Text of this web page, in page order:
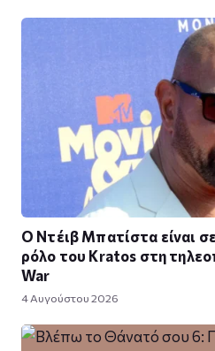
Ο Ντέιβ Μπατίστα είναι
ρόλο του Kratos στη
War
4 Αυγούστου 2026